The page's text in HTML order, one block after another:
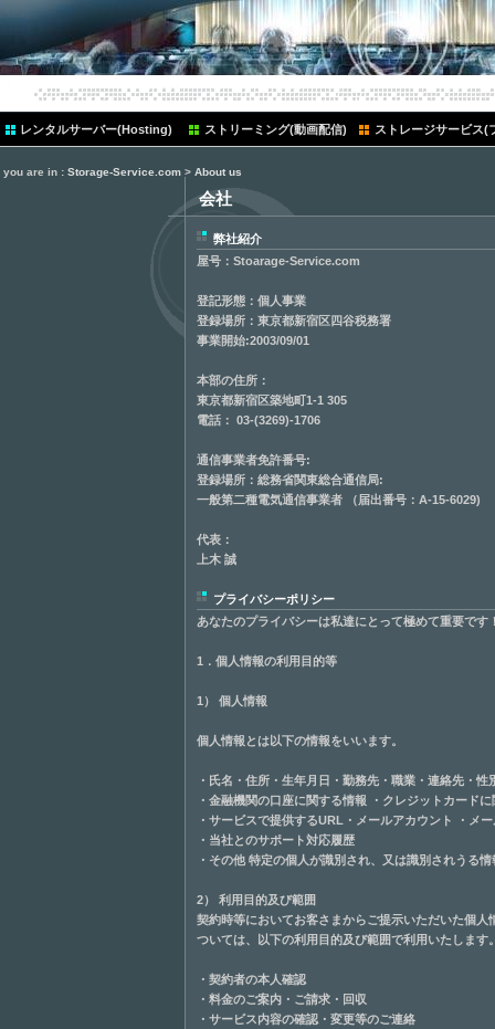
レンタルサーバー(Hosting) ストリーミング(動画配信) ストレージサービス(
you are in : Storage-Service.com > About us
会社
弊社紹介
屋号：Stoarage-Service.com
登記形態：個人事業
登録場所：東京都新宿区四谷税務署
事業開始:2003/09/01
本部の住所：
東京都新宿区築地町1-1 305
電話： 03-(3269)-1706
通信事業者免許番号:
登録場所：総務省関東総合通信局:
一般第二種電気通信事業者 （届出番号：A-15-6029)
代表：
上木 誠
プライバシーポリシー
あなたのプライバシーは私達にとって極めて重要です
1．個人情報の利用目的等
1） 個人情報
個人情報とは以下の情報をいいます。
・氏名・住所・生年月日・勤務先・職業・連絡先・性
・金融機関の口座に関する情報 ・クレジットカード
・サービスで提供するURL・メールアカウント ・メ
・当社とのサポート対応履歴
・その他 特定の個人が識別され、又は識別されうる情
2） 利用目的及び範囲
契約時等においてお客さまからご提示いただいた個人
ついては、以下の利用目的及び範囲で利用いたします
・契約者の本人確認
・料金のご案内・ご請求・回収
・サービス内容の確認・変更等のご連絡